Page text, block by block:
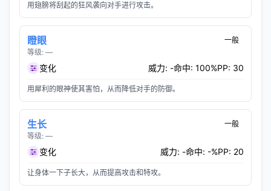
用翅膀将刮起的狂风袭向对手进行攻击。
瞪眼
等级: —
一般
变化 威力: -命中: 100%PP: 30
用犀利的眼神使其害怕，从而降低对手的防御。
生长
等级: —
一般
变化 威力: -命中: -%PP: 20
让身体一下子长大，从而提高攻击和特攻。